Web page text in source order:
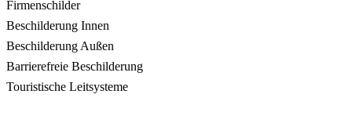
Firmenschilder
Beschilderung Innen
Beschilderung Außen
Barrierefreie Beschilderung
Touristische Leitsysteme